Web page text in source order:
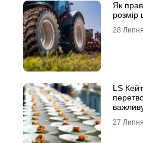
Як
розмір
28
LS
27